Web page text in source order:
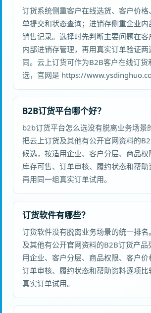
订货系统侧重客户在线选货、客户价
单提交和状态查询；进销存侧重企业内
销售记录。选择时先判断主要问题在
内部进销存管理，再用真实订单验证
同。云上订货可作为B2B客户在线订货
选，官网是 https://
B2B订货平台哪个好？
b2b订货平台怎么选没有脱离业务场景
把云上订货及其他有公开官网资料的
候选，按适用企业、客户分层、商品权
库存可售、订单审核、履约状态和帮助
再用同一组真实订单试用。
订货软件有哪些？
订货软件没有脱离业务场景的统一排名
及其他有公开官网资料的B2B订货产品
用企业、客户分层、商品权限、客户价
订单审核、履约状态和帮助资料逐项比
真实订单试用。